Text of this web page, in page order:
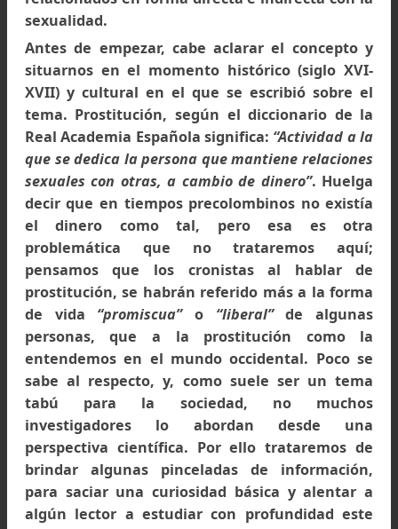
sexuales; el travestismo; la violación; el
los motivos sexuales plasmados en el
rupestre o en vasijas; la sexualidad de
deidades como el sol, la luna, las montañas;
mitos, ritos, tabúes y cuantiosos
relacionados en forma directa e indirecta
sexualidad.
Antes de empezar, cabe aclarar el
situarnos en el momento histórico (siglo
XVII) y cultural en el que se escribió sobre
tema. Prostitución, según el diccionario
Real Academia Española significa:“Actividad
que se dedica la persona que mantiene
sexuales con otras, a cambio de dinero” .
decir que en tiempos precolombinos no
el dinero como tal, pero esa es
problemática que no trataremos
pensamos que los cronistas al hablar
prostitución, se habrán referido más a la
de vida“promiscua”o“liberal” de
personas, que a la prostitución como